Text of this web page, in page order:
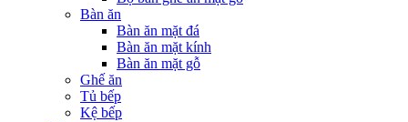
Bàn ăn
Bàn ăn mặt đá
Bàn ăn mặt kính
Bàn ăn mặt gỗ
Ghế ăn
Tủ bếp
Kệ bếp